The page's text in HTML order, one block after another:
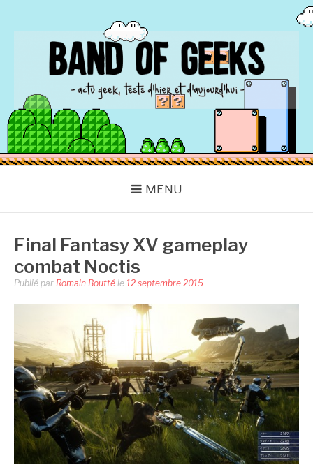
BAND OF GEEKS
Actu Geek d'hier et d'aujourd'hui
MENU
Final Fantasy XV gameplay
combat Noctis
Publié par Romain Boutté le 12 septembre 2015